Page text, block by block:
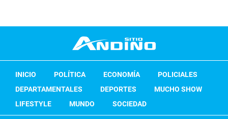
INICIO POLÍTICA ECONOMÍA
POLICIALES
DEPARTAMENTALES
DEPORTES
MUCHO SHOW
LIFESTYLE
MUNDO SOCIEDAD